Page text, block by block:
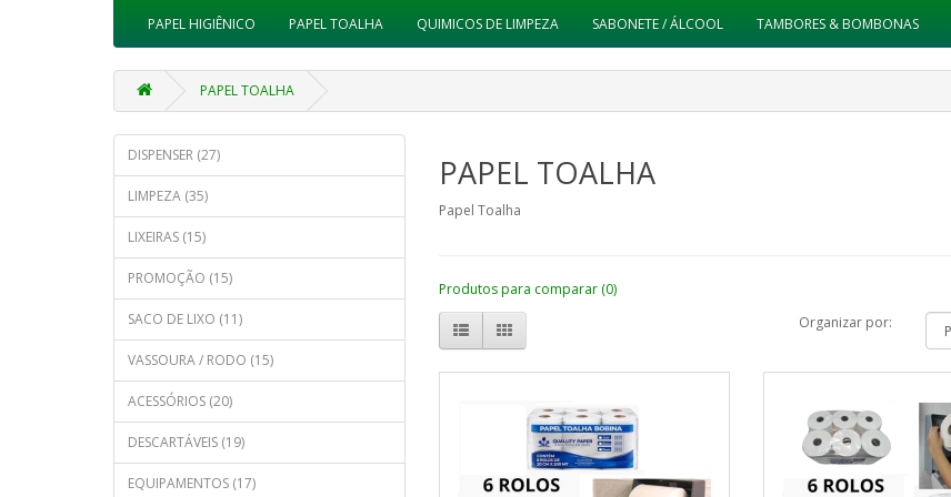
PAPEL HIGIÊNICO PAPEL TOALHA QUIMICOS DE LIMPEZA SABONETE / ÁLCOOL TAMBORES & BOMBONAS
PAPEL TOALHA
DISPENSER (27)
LIMPEZA (35)
LIXEIRAS (15)
PROMOÇÃO (15)
SACO DE LIXO (11)
VASSOURA / RODO (15)
ACESSÓRIOS (20)
DESCARTÁVEIS (19)
EQUIPAMENTOS (17)
PAPEL TOALHA
Papel Toalha
Produtos para comparar (0)
Organizar por: